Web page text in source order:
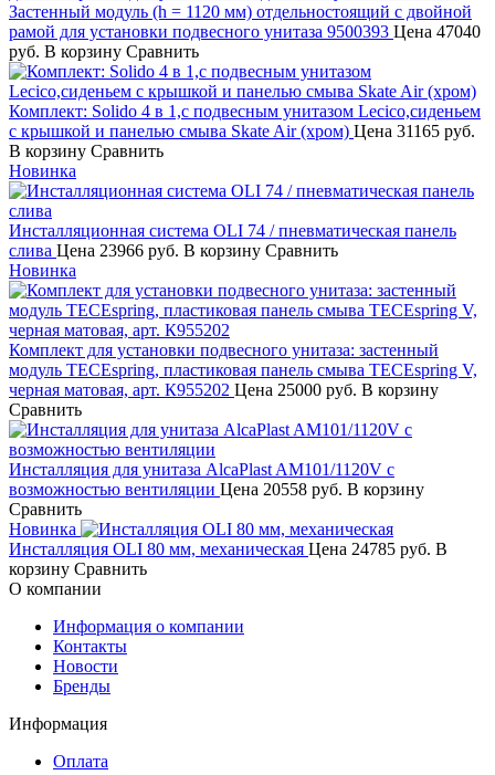
Застенный модуль (h = 1120 мм) отдельностоящий с двойной
рамой для установки подвесного унитаза 9500393 Цена 47040
руб. В корзину Сравнить
Комплект: Solido 4 в 1,с подвесным унитазом Lecico,сиденьем
с крышкой и панелью смыва Skate Air (хром) Цена 31165 руб.
В корзину Сравнить
Новинка
Инсталляционная система OLI 74 / пневматическая панель
слива Цена 23966 руб. В корзину Сравнить
Новинка
Комплект для установки подвесного унитаза: застенный
модуль TECEspring, пластиковая панель смыва TECEspring V,
черная матовая, арт. К955202 Цена 25000 руб. В корзину
Сравнить
Инсталляция для унитаза AlcaPlast AM101/1120V с
возможностью вентиляции Цена 20558 руб. В корзину
Сравнить
Новинка
Инсталляция OLI 80 мм, механическая Цена 24785 руб. В
корзину Сравнить
О компании
Информация о компании
Контакты
Новости
Бренды
Информация
Оплата